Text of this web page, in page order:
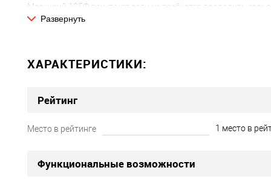
Меркурий 185Ф покупают если не требуется проводить
вопроса перед налоговой. В то же время на основе кассы
Бюджетное решение "вопроса с налоговой"
поставить в магазин или офис кассовый аппарат, чтобы не
Простой в использовании
сферы торговли или услуг, где не требуется серьезной
Развернуть
ХАРАКТЕРИСТИКИ:
Рейтинг
Место в рейтинге 1 место в
Функциональные возможности